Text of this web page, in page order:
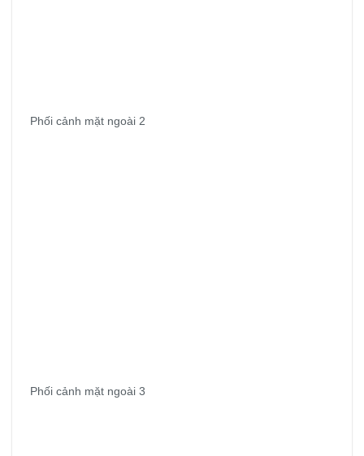
Phối cảnh mặt ngoài 2
Phối cảnh mặt ngoài 3